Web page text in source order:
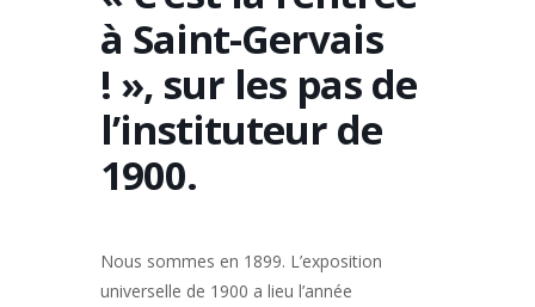
à Saint-Gervais
! », sur les pas de
l’instituteur de
1900.
Nous sommes en 1899. L’exposition
universelle de 1900 a lieu l’année